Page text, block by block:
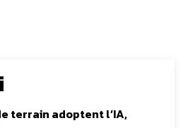
terrain adoptent l’IA,